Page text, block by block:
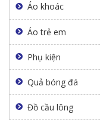
Áo khoác
Áo trẻ em
Phụ kiện
Quả bóng đá
Đồ cầu lông